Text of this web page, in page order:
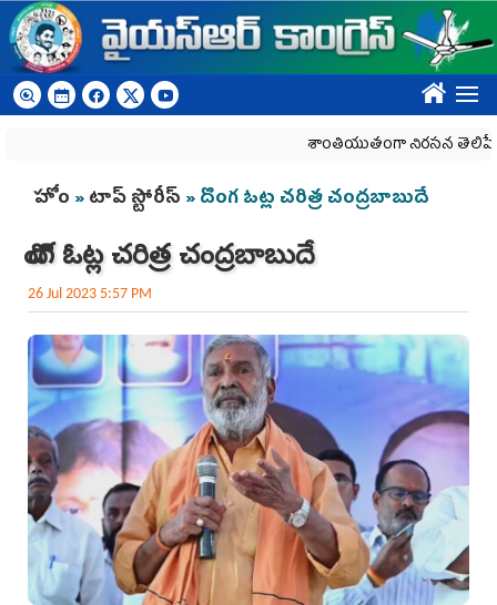
Skip to main content
????
శాంతియుతంగా నిరసన తెలిపే
You are here
హోం »టాప్ స్టోరీస్ » దొంగ ఓట్ల చరిత్ర చంద్రబాబుదే
దొంగ ఓట్ల చరిత్ర చంద్రబాబుదే
26 Jul 2023 5:57 PM